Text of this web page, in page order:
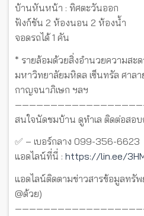
บ้านหันหน้า : ทิศตะวันออก
ฟังก์ชัน 2 ห้องนอน 2 ห้องน้ำ
จอดรถได้ 1 คัน
* รายล้อมด้วยสิ่งอำนวยความสะ
มหาวิทยาลัยมหิดล เซ็นทรัล ศาลา
กาญจนาภิเษก ฯลฯ
สนใจนัดชมบ้าน ดูทำเล ติดต่อสอบ
✅ – เบอร์กลาง 099-356-6623
แอดไลน์ที่นี่ : https://lin.ee/
แอดไลน์ติดตามข่าวสารข้อมูลทรั
@ด้วย)